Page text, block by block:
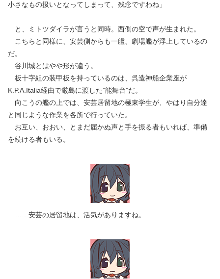
小さなもの扱いとなってしまって、残念ですわね」
と、ミトツダイラが言うと同時。西側の空で声が生まれた。
こちらと同様に、安芸側からも一艦、劇場艦が浮上しているの
だ。
谷川城とはやや形が違う。
板十字組の装甲板を持っているのは、呉造神船企業座が
K.P.A.Italia経由で厳島に渡した”能舞台”だ。
向こうの艦の上では、安芸居留地の極東学生が、やはり自分達
と同じような作業を各所で行っていた。
お互い、おおい、とまだ届かぬ声と手を振る者もいれば、準備
を続ける者もいる。
……安芸の居留地は、活気がありますね。